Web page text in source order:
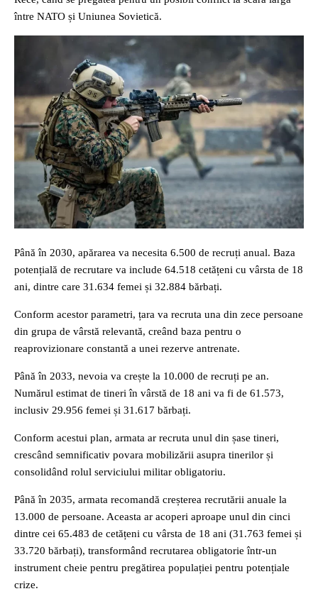
între NATO și Uniunea Sovietică.
Până în 2030, apărarea va necesita 6.500 de recruți anual. Baza
potențială de recrutare va include 64.518 cetățeni cu vârsta de 18
ani, dintre care 31.634 femei și 32.884 bărbați.
Conform acestor parametri, țara va recruta una din zece persoane
din grupa de vârstă relevantă, creând baza pentru o
reaprovizionare constantă a unei rezerve antrenate.
Până în 2033, nevoia va crește la 10.000 de recruți pe an.
Numărul estimat de tineri în vârstă de 18 ani va fi de 61.573,
inclusiv 29.956 femei și 31.617 bărbați.
Conform acestui plan, armata ar recruta unul din șase tineri,
crescând semnificativ povara mobilizării asupra tinerilor și
consolidând rolul serviciului militar obligatoriu.
Până în 2035, armata recomandă creșterea recrutării anuale la
13.000 de persoane. Aceasta ar acoperi aproape unul din cinci
dintre cei 65.483 de cetățeni cu vârsta de 18 ani (31.763 femei și
33.720 bărbați), transformând recrutarea obligatorie într-un
instrument cheie pentru pregătirea populației pentru potențiale
crize.